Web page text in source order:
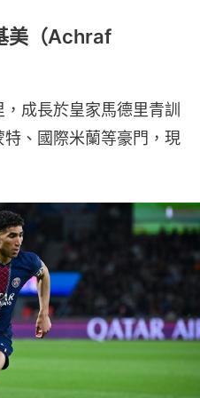
美（Achraf
成長於皇家馬德里青訓
、國際米蘭等豪門，現